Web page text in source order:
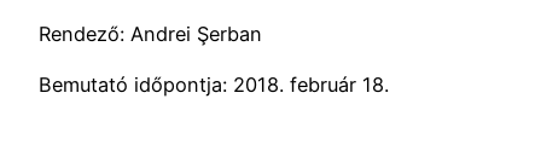
Rendező: Andrei Şerban
Bemutató időpontja: 2018. február 18.